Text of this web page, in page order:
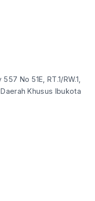
No 51E, RT.1/RW.1,
Khusus Ibukota